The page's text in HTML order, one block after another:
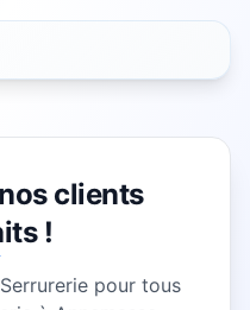
clients
!
pour tous